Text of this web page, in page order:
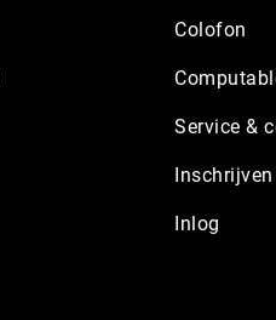
Colofon
Service &
Inlog